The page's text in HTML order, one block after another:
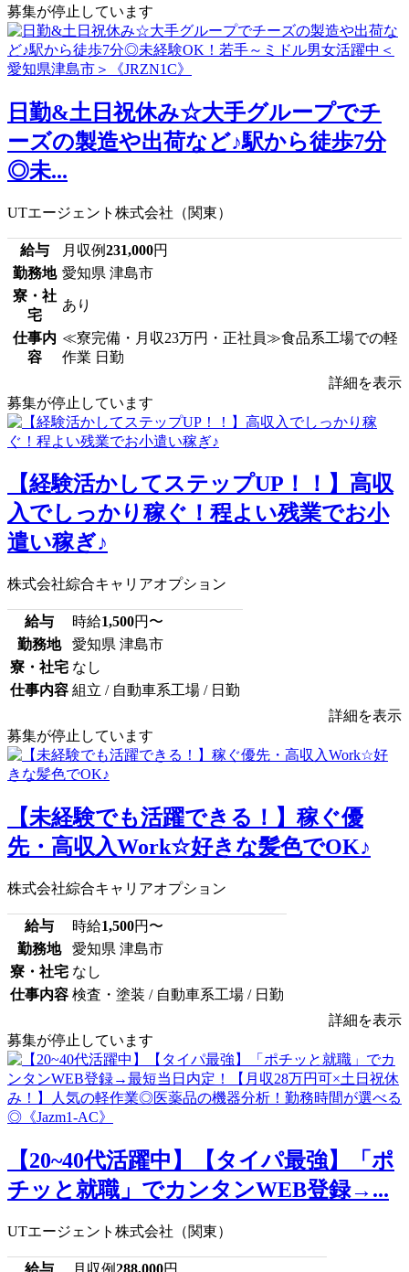
募集が停止しています
日勤&土日祝休み☆大手グループでチ
ーズの製造や出荷など♪駅から徒歩7分
◎未...
UTエージェント株式会社（関東）
給与 月収例231,000円
勤務地 愛知県 津島市
寮・社
宅
あり
仕事内
容
≪寮完備・月収23万円・正社員≫食品系工場での軽
作業 日勤
詳細を表示
募集が停止しています
【経験活かしてステップUP！！】高収
入でしっかり稼ぐ！程よい残業でお小
遣い稼ぎ♪
株式会社綜合キャリアオプション
給与 時給1,500円〜
勤務地
愛知県 津島市
寮・社宅 なし
仕事内容 組立 / 自動車系工場 / 日勤
詳細を表示
募集が停止しています
【未経験でも活躍できる！】稼ぐ優
先・高収入Work☆好きな髪色でOK♪
株式会社綜合キャリアオプション
給与 時給1,500円〜
勤務地
愛知県 津島市
寮・社宅 なし
仕事内容 検査・塗装 / 自動車系工場 / 日勤
詳細を表示
募集が停止しています
【20~40代活躍中】【タイパ最強】「ポ
チッと就職」でカンタンWEB登録→...
UTエージェント株式会社（関東）
給与 月収例 288,000円